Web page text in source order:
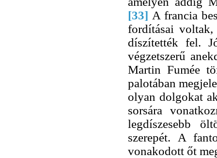
[33] A francia
fordításai voltak,
díszítették fel.
végzetszerű
Martin Fumée
palotában
olyan dolgokat
sorsára
legdíszesebb
szerepét. A
vonakodott őt